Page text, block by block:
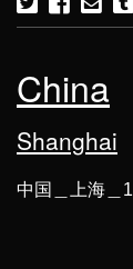
China
Shanghai
中国＿上海＿1